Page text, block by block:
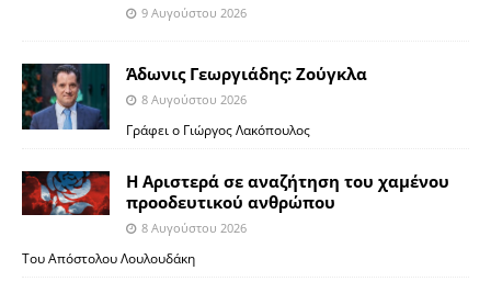
9 Αυγούστου 2026
Άδωνις Γεωργιάδης: Ζούγκλα
8 Αυγούστου 2026
Γράφει ο Γιώργος Λακόπουλος
Η Αριστερά σε αναζήτηση του χαμένου
προοδευτικού ανθρώπου
8 Αυγούστου 2026
Του Απόστολου Λουλουδάκη